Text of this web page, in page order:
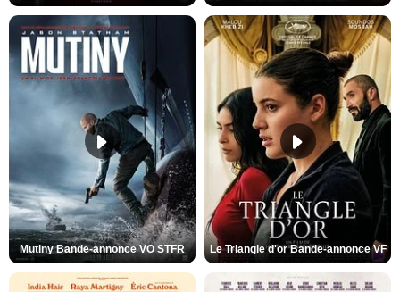
Mutiny Bande-annonce VO STFR Le Triangle d'or Bande-annonce VF